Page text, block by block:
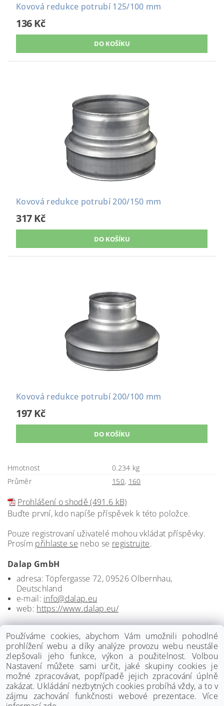
Kovová redukce potrubí 125/100 mm
136 Kč
Kovová redukce potrubí 200/150 mm
317 Kč
Kovová redukce potrubí 200/100 mm
197 Kč
Hmotnost
0.234 kg
Průměr
150, 160
Prohlášení o shodě (491.6 kB)
Buďte první, kdo napíše příspěvek k této položce.
Pouze registrovaní uživatelé mohou vkládat příspěvky.
Prosím přihlaste se nebo se registrujte.
Dalap GmbH
adresa: Töpfergasse 72, 09526 Olbernhau,
Deutschland
e-mail: info@dalap.eu
web: https://www.dalap.eu/
Používáme cookies, abychom Vám umožnili pohodlné
prohlížení webu a díky analýze provozu webu neustále
zlepšovali jeho funkce, výkon a použitelnost. Volbou
Nastavení můžete sami určit, jaké skupiny cookies je
možné zpracovávat, popřípadě jejich zpracování úplně
zakázat. Ukládání nezbytných cookies probíhá vždy, a to v
zájmu zachování funkčnosti webové prezentace. Více